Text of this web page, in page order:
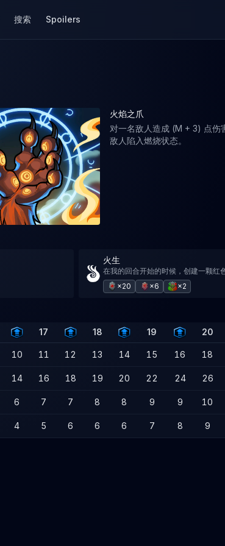
搜索 Spoilers
火焰之爪
对一名敌人造成 (M + 3) 点伤
敌人陷入燃烧状态。
火生
在我的回合开始的时候，创建一颗红
×20
×6 ×2
17 18 19 20
10 11 12 13 14 15 16 18
14 16 18 19 20 22 24 26
6 7 7 8 8 9 9 10
4 5 6 6 6 7 8 9